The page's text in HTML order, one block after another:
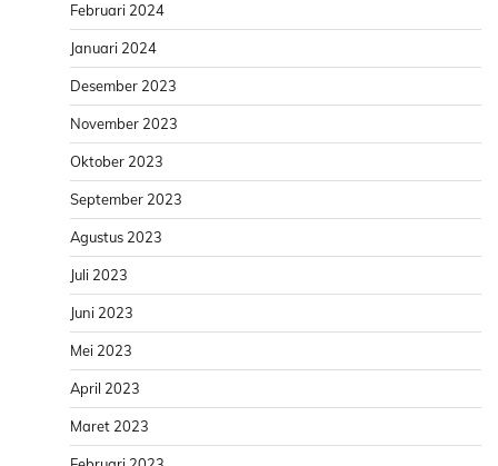
Februari 2024
Januari 2024
Desember 2023
November 2023
Oktober 2023
September 2023
Agustus 2023
Juli 2023
Juni 2023
Mei 2023
April 2023
Maret 2023